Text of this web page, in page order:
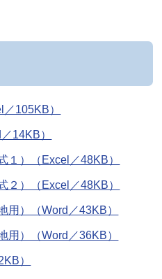
105KB）
14KB）
１）（Excel／48KB）
２）（Excel／48KB）
用）（Word／43KB）
用）（Word／36KB）
）